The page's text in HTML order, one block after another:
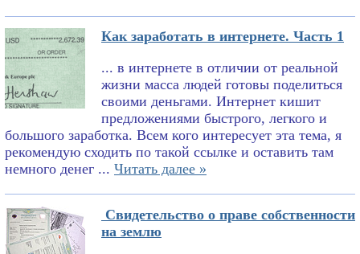
Как заработать в интернете. Часть 1
... в интернете в отличии от реальной
жизни масса людей готовы поделиться
своими деньгами. Интернет кишит
предложениями быстрого, легкого и
большого заработка. Всем кого интересует эта тема, я
рекомендую сходить по такой ссылке и оставить там
немного денег ... Читать далее »
Свидетельство о праве собственности
на землю